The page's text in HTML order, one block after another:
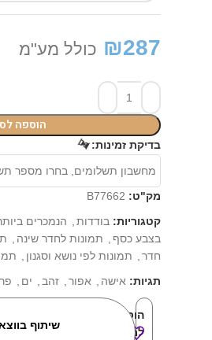
₪287 כולל מע"מ
הוספה
בדיקת זמינות:⏳
מק"ט: B77662
קטגוריות: בודדות הנמכרים
בצבע כסף
תמונות לחדר שינה
חדר
תמונות לפי נושא וסגנון
תגיות: אישה אפור זהב ים
הוסף
למוצרים
שיתוף